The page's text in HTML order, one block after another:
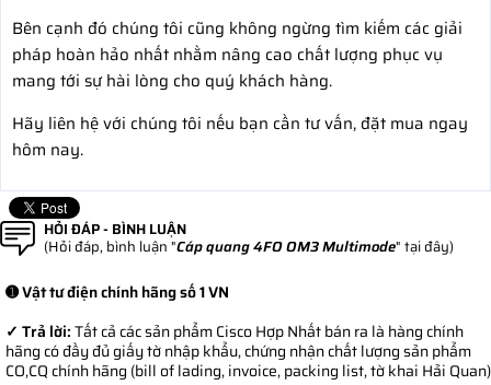
Bên cạnh đó chúng tôi cũng không ngừng tìm kiếm các giải
pháp hoàn hảo nhất nhằm nâng cao chất lượng phục vụ
mang tới sự hài lòng cho quý khách hàng.
Hãy liên hệ với chúng tôi nếu bạn cần tư vấn, đặt mua ngay
hôm nay.
HỎI ĐÁP - BÌNH LUẬN
(Hỏi đáp, bình luận "Cáp quang 4FO OM3 Multimode" tại đây)
➊ Vật tư điện chính hãng số 1 VN
✓ Trả lời:Tất cả các sản phẩm Cisco Hợp Nhất bán ra là hàng chính
hãng có đầy đủ giấy tờ nhập khẩu, chứng nhận chất lượng sản phẩm
CO,CQ chính hãng (bill of lading, invoice, packing list, tờ khai Hải Quan)